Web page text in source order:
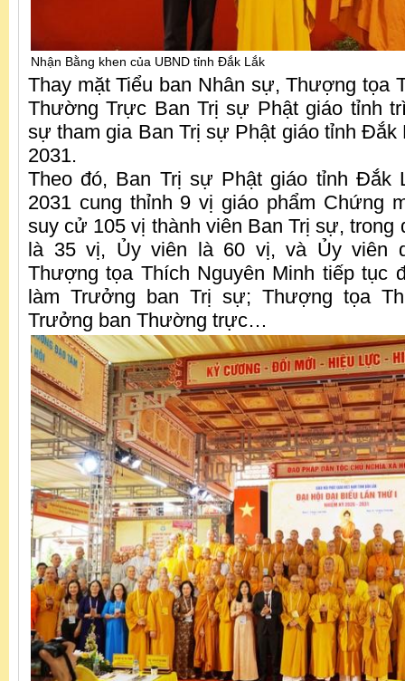
Nhận Bằng khen của UBND tỉnh Đắk Lắk
Thay mặt Tiểu ban Nhân sự, Thượng tọa
Thường Trực Ban Trị sự Phật giáo tỉnh
sự tham gia Ban Trị sự Phật giáo tỉnh Đắk
2031.
Theo đó, Ban Trị sự Phật giáo tỉnh Đắk
2031 cung thỉnh 9 vị giáo phẩm Chứng
suy cử 105 vị thành viên Ban Trị sự,
là 35 vị, Ủy viên là 60 vị, và Ủy viên
Thượng tọa Thích Nguyên Minh tiếp tục
làm Trưởng ban Trị sự; Thượng tọa
Trưởng ban Thường trực…